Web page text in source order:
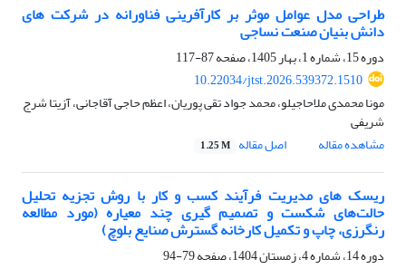
طراحی مدل عوامل موثر بر کارآفرینی فناورانه در شرکت های
دانش بنیان صنعت نساجی
دوره 15، شماره 1، بهار 1405، صفحه
87-117
10.22034/jtst.2026.539372.1510
مونا محمدی ملاحاجیلو، محمد جواد تقی پوریان، اعظم حاجی آقاجانی، آزیتا شرج
شریفی
مشاهده مقاله
اصل مقاله 1.25 M
ریسک های مدیریت فرآیند کسب و کار با روش تجزیه تحلیل
حالت‌های شکست و تصمیم گیری چند معیاره (مورد مطالعه
رنگرزی، چاپ و تکمیل کارخانه گسترش صنایع بلوچ)
دوره 14، شماره 4، زمستان 1404، صفحه
79-94